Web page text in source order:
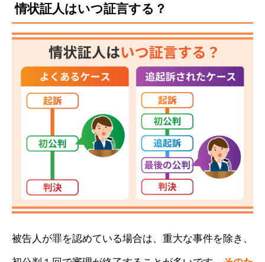
情状証人はいつ証言する？
被告人が罪を認めている場合は、重大な事件を除き、